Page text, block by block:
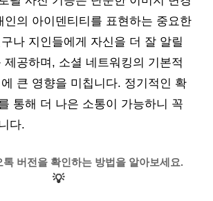
인의 아이덴티티를 표현하는 중요한
나 지인들에게 자신을 더 잘 알릴
제공하며, 소셜 네트워킹의 기본적
큰 영향을 미칩니다. 정기적인 확
통해 더 나은 소통이 가능하니 꼭
다.
톡 버전을 확인하는 방법을 알아보세요.
💡